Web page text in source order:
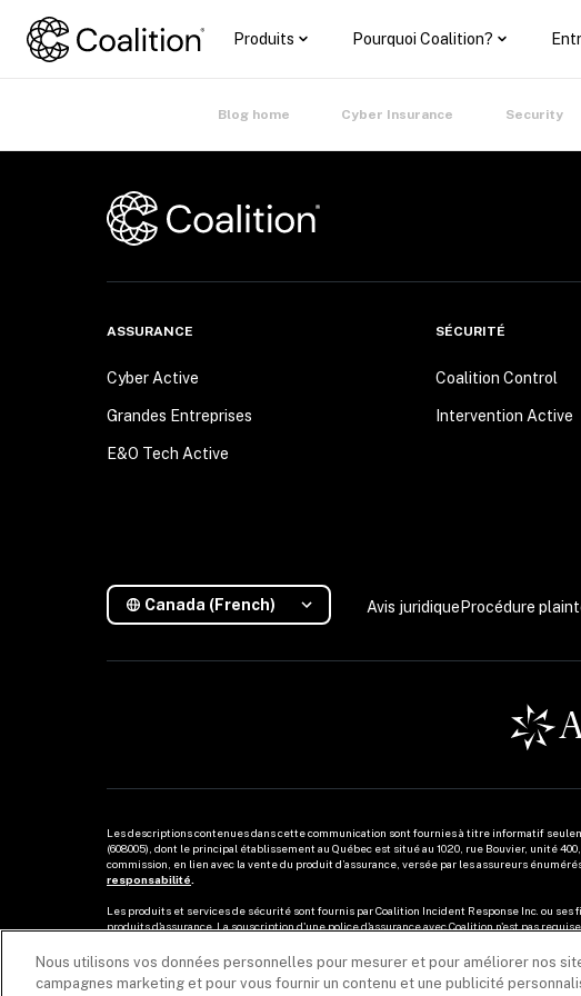
Produits Pourquoi Coalition?
Blog home Cyber Insurance Security
ASSURANCE
Cyber Active
Grandes Entreprises
E&O Tech Active
SÉCURITÉ
Coalition Control
Intervention Active
Canada (French) Avis juridique Procédure
Les descriptions contenues dans cette communication sont fournies à titre informatif
(608005), dont le principal établissement au Québec est situé au 1020, rue Bouvier, unité
commission, en lien avec la vente du produit d’assurance, versée par les assureurs
responsabilité
Les produits et services de sécurité sont fournis par Coalition Incident Response Inc. ou
produits d'assurance. La souscription d'une police d'assurance avec Coalition n'est pas
Nous utilisons vos données personnelles pour mesurer et pour améliorer nos
campagnes marketing et pour vous fournir un contenu et une publicité